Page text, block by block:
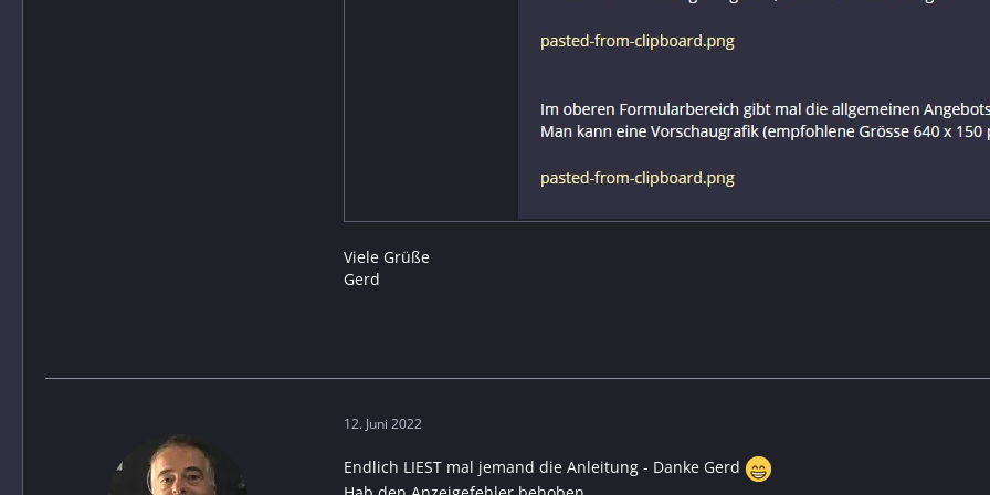
Viele Grüße
Gerd
12. Juni 2022
Endlich LIEST mal jemand die Anleitung - Danke Gerd